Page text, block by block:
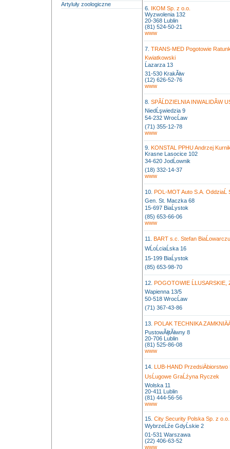
Artyluły zoologiczne
6. IKOM Sp. z o.o.
Wyzwolenia 132
20-368 Lublin
(81) 524-50-21
www
7. TRANS-MED Pogotowie
Kwiatkowski
Ĺazarza 13
31-530 KrakĂłw
(12) 626-52-76
www
8. SPĂĹDZIELNIA INWALIDĂW
NiedĹşwiedzia 9
54-232 WrocĹaw
(71) 355-12-78
www
9. KONSTAL PPHU Andrzej
Krasne Lasocice 102
34-620 JodĹownik
(18) 332-14-37
www
10. POL-MOT Auto S.A. OddziaĹ
Gen. St. Maczka 68
15-697 BiaĹystok
(85) 653-66-06
www
11. BART s.c. Stefan
WĹoĹciaĹska 16
15-199 BiaĹystok
(85) 653-98-70
12. POGOTOWIE ĹLUSARSKIE,
Wapienna 13/5
50-518 WrocĹaw
(71) 367-43-86
13. POLAK TECHNIKA
PustowĂłjtĂłwny 8
20-706 Lublin
(81) 525-86-08
www
14. LUB-HAND
UsĹugowe GraĹźyna Ryczek
Wolska 11
20-411 Lublin
(81) 444-56-56
www
15. City Security Polska Sp. z o.o.
WybrzeĹźe GdyĹskie 2
01-531 Warszawa
(22) 406-63-52
www